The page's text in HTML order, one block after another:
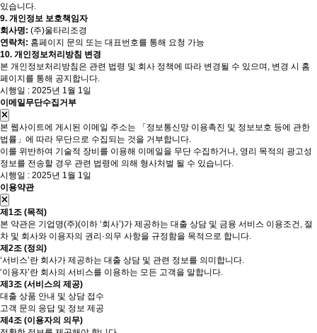
있습니다.
9. 개인정보 보호책임자
회사명: (주)울타리조경
연락처: 홈페이지 문의 또는 대표번호를 통해 요청 가능
10. 개인정보처리방침 변경
본 개인정보처리방침은 관련 법령 및 회사 정책에 따라 변경될 수 있으며, 변경 시 홈
페이지를 통해 공지합니다.
시행일 : 2025년 1월 1일
이메일무단수집거부
본 웹사이트에 게시된 이메일 주소는 「정보통신망 이용촉진 및 정보보호 등에 관한
법률」에 따라 무단으로 수집되는 것을 거부합니다.
이를 위반하여 기술적 장비를 이용해 이메일을 무단 수집하거나, 영리 목적의 광고성
정보를 전송할 경우 관련 법령에 의해 형사처벌 될 수 있습니다.
시행일 : 2025년 1월 1일
이용약관
제1조 (목적)
본 약관은 기업명(주)(이하 ‘회사’)가 제공하는 대출 상담 및 금융 서비스 이용조건, 절
차 및 회사와 이용자의 권리·의무 사항을 규정함을 목적으로 합니다.
제2조 (정의)
‘서비스’란 회사가 제공하는 대출 상담 및 관련 정보를 의미합니다.
‘이용자’란 회사의 서비스를 이용하는 모든 고객을 말합니다.
제3조 (서비스의 제공)
대출 상품 안내 및 상담 접수
고객 문의 응답 및 정보 제공
제4조 (이용자의 의무)